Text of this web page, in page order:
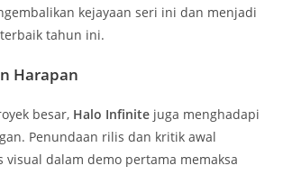
kejayaan seri ini dan menjadi
tahun ini.
Harapan
besar, Halo Infinite juga menghadapi
Penundaan rilis dan kritik awal
visual dalam demo pertama memaksa